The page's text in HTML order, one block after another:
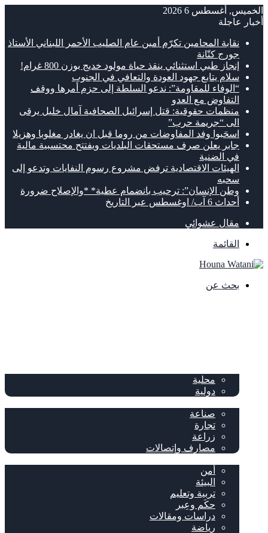
الخميس, أغسطس 6 2026
أخبار عاجلة
نقابة المحامين تكرّم أمين عام الصليب الأحمر اللبناني الأستاذ
جورج كتّانة
إنجاز طبي استثنائي ينقذ حياة مولود خديج بوزن 800 غرام!
سلام يتابع جهود العودة والتعافي في الجنوب
“الوفاء للمقاومة”: ندعو السلطة إلى حزم أمرها ووقف
التفاوض مع العدو
منظمات حقوقية: قتل إسرائيل الصحافية آمال خليل يرقى
الى “جريمة حرب”
اسحَبوا وفد المفاوضات من روما قبل ان يغادر مغلوبا وهزيلا
جابر يعلن صرف مستحقات البلديات ويفتتح محتسبية مالية
في الضنية
الهيئات الاقتصادية ترفض مشروع رسوم النفايات وتدعو إلى
سحبه
وطن الإنسان”: ترحيب بانضمام عطية* *والإصلاح ضرورة
أحداث 6 آب/ اوغسطس عبر التاريخ
مقال عشوائي
القائمة
بحث عن
محلية
دولية
صناعة
تجارة
زراعة
مصارف وإتصالات
أمن
البيئة
تربية وتعليم
حكَم وعِبر
دراسات ومقالات
رياضة